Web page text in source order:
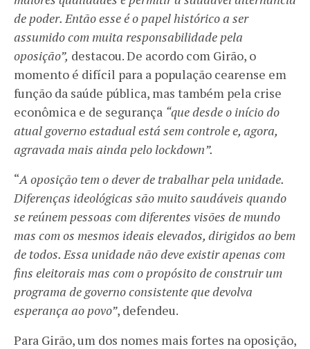
de poder. Então esse é o papel histórico a ser
assumido com muita responsabilidade pela
oposição”, destacou. De acordo com Girão, o
momento é difícil para a população cearense em
função da saúde pública, mas também pela crise
econômica e de segurança “que desde o início do
atual governo estadual está sem controle e, agora,
agravada mais ainda pelo lockdown”.
“A oposição tem o dever de trabalhar pela unidade.
Diferenças ideológicas são muito saudáveis quando
se reúnem pessoas com diferentes visões de mundo
mas com os mesmos ideais elevados, dirigidos ao bem
de todos. Essa unidade não deve existir apenas com
fins eleitorais mas com o propósito de construir um
programa de governo consistente que devolva
esperança ao povo”, defendeu.
Para Girão, um dos nomes mais fortes na oposição,